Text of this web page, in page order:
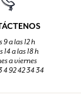
9 a las 12 h
14 a las 18 h
a viernes
4 92 42 34 34